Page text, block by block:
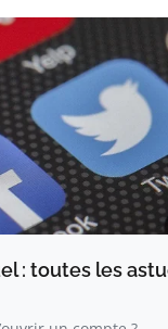
: toutes les